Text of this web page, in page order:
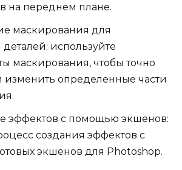
на переднем плане.
маскирования для
используйте
маскирования, чтобы точно
изменить определенные части
эффектов с помощью экшенов:
создания эффектов с
экшенов для Photoshop.